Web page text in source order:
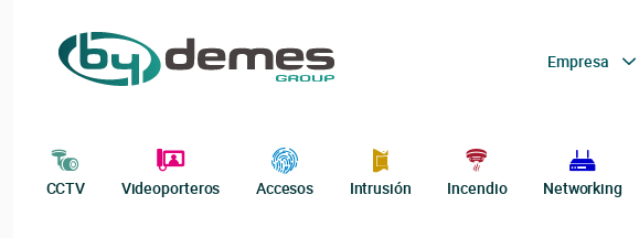
Empresa
CCTV Videoporteros Accesos Intrusión Incendio Networking